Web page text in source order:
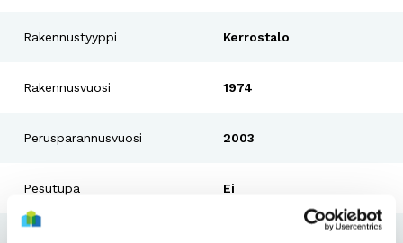
Rakennustyyppi Kerrostalo
Rakennusvuosi 1974
Perusparannusvuosi 2003
Pesutupa Ei